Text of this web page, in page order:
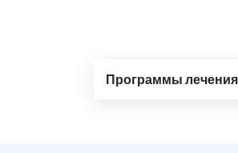
Программы лечения